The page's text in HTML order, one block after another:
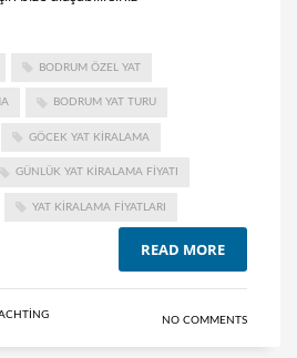
BODRUM ÖZEL YAT
BODRUM YAT TURU
GÖCEK YAT KIRALAMA
GÜNLÜK YAT KIRALAMA FIYATI
YAT KIRALAMA FIYATLARI
READ MORE
NO COMMENTS